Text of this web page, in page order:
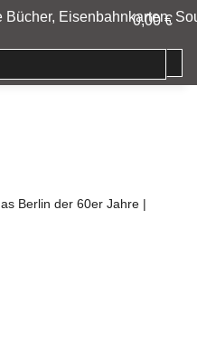
0,00 €